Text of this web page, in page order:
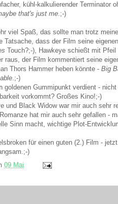
kühl-kalkulierender Terminator
that's just me.;-)
viel Spaß, das sollte man trotz
Tatsache, dass der Film seine
Touch?;-), Hawkeye schießt mit
raus, der Film kommentiert seine
Thors Hammer heben könnte - Big
.;-)
goldenen Gummipunkt verdient -
vorkommt? Großes Kino!;-)
und Black Widow war mir auch sehr
hat mir auch sehr gefallen -
Sinn macht, wichtige Plot-
für einen guten (2.) Film -
)
09 Mai